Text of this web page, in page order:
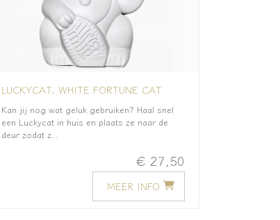
LUCKYCAT, WHITE FORTUNE CAT
Kan jij nog wat geluk gebruiken? Haal snel
een Luckycat in huis en plaats ze naar de
deur zodat z...
€ 27,50
MEER INFO